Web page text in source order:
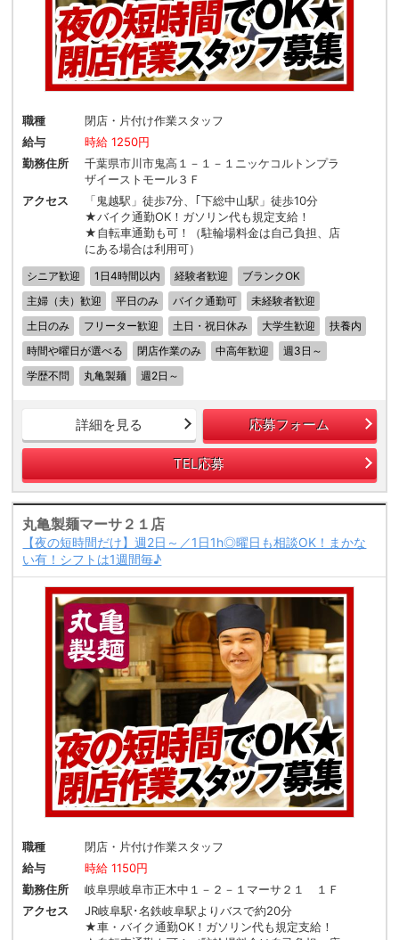
職種
閉店・片付け作業スタッフ
給与
時給 1250円
勤務住所
千葉県市川市鬼高１－１－１ニッケコルトンプラ
ザイーストモール３Ｆ
アクセス
「鬼越駅」徒歩7分、｢下総中山駅」徒歩10分
★バイク通勤OK！ガソリン代も規定支給！
★自転車通勤も可！（駐輪場料金は自己負担、店
にある場合は利用可）
シニア歓迎 1日4時間以内 経験者歓迎
ブランクOK
主婦（夫）歓迎
平日のみ バイク通勤可
未経験者歓迎
土日のみ
フリーター歓迎 土日・祝日休み 大学生歓迎
扶養内
時間や曜日が選べる
閉店作業のみ 中高年歓迎
週3日～
学歴不問
丸亀製麺 週2日～
詳細を見る 応募フォーム
TEL応募
丸亀製麺マーサ２１店
【夜の短時間だけ】週2日～／1日1h◎曜日も相談OK！まかな
い有！シフトは1週間毎♪
職種
閉店・片付け作業スタッフ
給与
時給 1150円
勤務住所
岐阜県岐阜市正木中１－２－１マーサ２１ １Ｆ
アクセス
JR岐阜駅･名鉄岐阜駅よりバスで約20分
★車・バイク通勤OK！ガソリン代も規定支給！